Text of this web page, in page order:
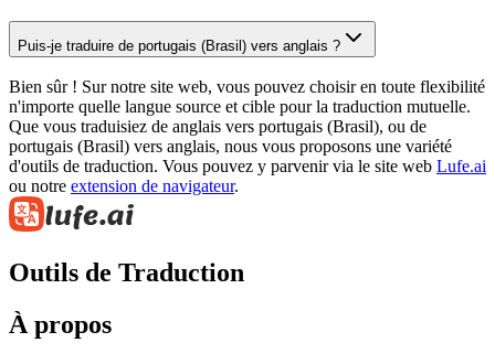
Puis-je traduire de portugais (Brasil) vers anglais ?
Bien sûr ! Sur notre site web, vous pouvez choisir en toute flexibilité
n'importe quelle langue source et cible pour la traduction mutuelle.
Que vous traduisiez de anglais vers portugais (Brasil), ou de
portugais (Brasil) vers anglais, nous vous proposons une variété
d'outils de traduction. Vous pouvez y parvenir via le site web Lufe.ai
ou notre extension de navigateur.
Outils de Traduction
À propos